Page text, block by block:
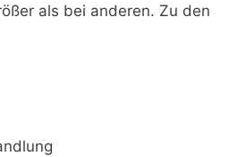
als bei anderen. Zu den